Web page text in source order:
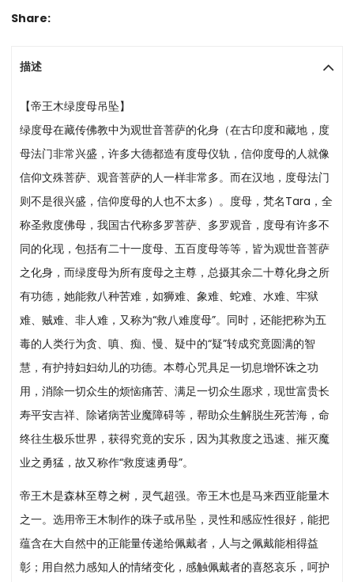
Share:
描述
【帝王木绿度母吊坠】
绿度母在藏传佛教中为观世音菩萨的化身（在古印度和藏地，度
母法门非常兴盛，许多大德都造有度母仪轨，信仰度母的人就像
信仰文殊菩萨、观音菩萨的人一样非常多。而在汉地，度母法门
则不是很兴盛，信仰度母的人也不太多）。度母，梵名Tara，全
称圣救度佛母，我国古代称多罗菩萨、多罗观音，度母有许多不
同的化现，包括有二十一度母、五百度母等等，皆为观世音菩萨
之化身，而绿度母为所有度母之主尊，总摄其余二十尊化身之所
有功德，她能救八种苦难，如狮难、象难、蛇难、水难、牢狱
难、贼难、非人难，又称为“救八难度母”。同时，还能把称为五
毒的人类行为贪、嗔、痴、慢、疑中的“疑”转成究竟圆满的智
慧，有护持妇妇幼儿的功德。本尊心咒具足一切息增怀诛之功
用，消除一切众生的烦恼痛苦、满足一切众生愿求，现世富贵长
寿平安吉祥、除诸病苦业魔障碍等，帮助众生解脱生死苦海，命
终往生极乐世界，获得究竟的安乐，因为其救度之迅速、摧灭魔
业之勇猛，故又称作“救度速勇母”。
帝王木是森林至尊之树，灵气超强。帝王木也是马来西亚能量木
之一。选用帝王木制作的珠子或吊坠，灵性和感应性很好，能把
蕴含在大自然中的正能量传递给佩戴者，人与之佩戴能相得益
彰；用自然力感知人的情绪变化，感触佩戴者的喜怒哀乐，呵护